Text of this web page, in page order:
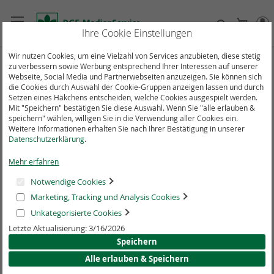
zum
Suche Mein
Zum
Ende
der
Bildergalerie
springen
Ihre Cookie Einstellungen
Wir nutzen Cookies, um eine Vielzahl von Services anzubieten, diese stetig
zu verbessern sowie Werbung entsprechend Ihrer Interessen auf unserer
Webseite, Social Media und Partnerwebseiten anzuzeigen. Sie können sich
die Cookies durch Auswahl der Cookie-Gruppen anzeigen lassen und durch
Setzen eines Häkchens entscheiden, welche Cookies ausgespielt werden.
Mit "Speichern" bestätigen Sie diese Auswahl. Wenn Sie "alle erlauben &
speichern" wählen, willigen Sie in die Verwendung aller Cookies ein.
Weitere Informationen erhalten Sie nach Ihrer Bestätigung in unserer
Datenschutzerklärung.
Mehr erfahren
Notwendige Cookies
Marketing, Tracking und Analysis Cookies
Unkategorisierte Cookies
Letzte Aktualisierung: 3/16/2026
Speichern
Alle erlauben & Speichern